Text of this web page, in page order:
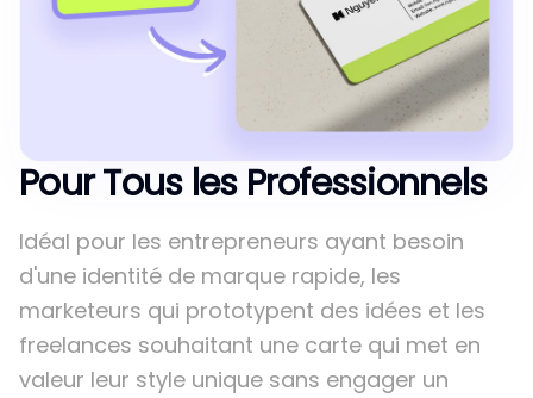
Pour Tous les Professionnels
Idéal pour les entrepreneurs ayant besoin
d'une identité de marque rapide, les
marketeurs qui prototypent des idées et les
freelances souhaitant une carte qui met en
valeur leur style unique sans engager un